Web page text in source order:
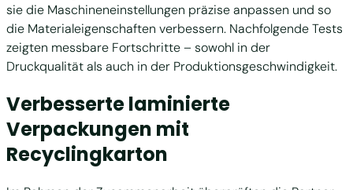
sie die Maschineneinstellungen präzise anpassen und so
die Materialeigenschaften verbessern. Nachfolgende Tests
zeigten messbare Fortschritte – sowohl in der
Druckqualität als auch in der Produktionsgeschwindigkeit.
Verbesserte laminierte
Verpackungen mit
Recyclingkarton